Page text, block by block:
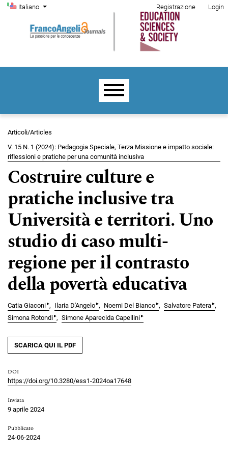
Salta al menu principale di navigazione
Salta al contenuto principale
Salta al piè di pagina del sito
Cambia la lingua. La lingua corrente è:
Italiano
Menu di amministrazione
Registrazione Login
Menu principale
Articoli/Articles
V. 15 N. 1 (2024): Pedagogia Speciale, Terza Missione e impatto sociale:
riflessioni e pratiche per una comunità inclusiva
Costruire culture e
pratiche inclusive tra
Università e territori. Uno
studio di caso multi-
regione per il contrasto
della povertà educativa
Catia Giaconi▸ Ilaria D'Angelo▸ Noemi Del Bianco▸ Salvatore Patera▸
Simona Rotondi▸ Simone Aparecida Capellini▸
SCARICA QUI IL PDF
DOI
https://doi.org/10.3280/ess1-2024oa17648
Inviata
9 aprile 2024
Pubblicato
24-06-2024